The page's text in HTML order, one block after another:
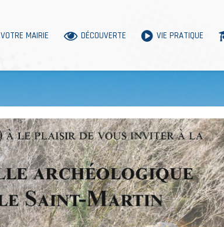
VOTRE MAIRIE DÉCOUVERTE VIE PRATIQUE